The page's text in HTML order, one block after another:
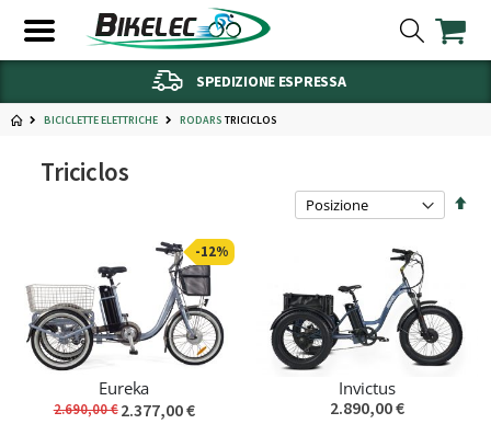
SPEDIZIONE ESPRESSA
BICICLETTE ELETTRICHE RODARS TRICICLOS
Triciclos
-12%
Eureka
2.690,00 €2.377,00 €
Invictus
2.890,00 €